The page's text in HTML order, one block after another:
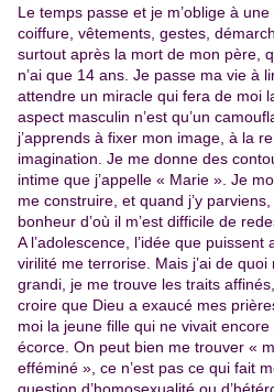
Le temps passe et je m’oblige à
coiffure, vêtements, gestes,
surtout après la mort de mon père,
n’ai que 14 ans. Je passe ma vie à
attendre un miracle qui fera de moi
aspect masculin n’est qu’un
j’apprends à fixer mon image, à la
imagination. Je me donne des
intime que j’appelle « Marie ». Je
me construire, et quand j’y
bonheur d’où il m’est difficile de
A l’adolescence, l’idée que
virilité me terrorise. Mais j’ai de quoi
grandi, je me trouve les traits
croire que Dieu a exaucé mes
moi la jeune fille qui ne vivait
écorce. On peut bien me trouver «
efféminé », ce n’est pas ce qui fait
question d’homosexualité ou